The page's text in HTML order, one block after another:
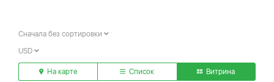
Сначала без сортировки
USD
На карте Список Витрина